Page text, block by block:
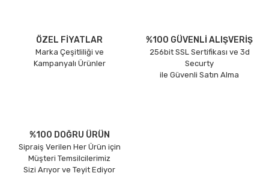
ÖZEL FİYATLAR
Marka Çeşitliliği ve
Kampanyalı Ürünler
%100 GÜVENLİ ALIŞVERİŞ
256bit SSL Sertifikası ve 3d
Securty
ile Güvenli Satın Alma
%100 DOĞRU ÜRÜN
Sipraiş Verilen Her Ürün için
Müşteri Temsilcilerimiz
Sizi Arıyor ve Teyit Ediyor